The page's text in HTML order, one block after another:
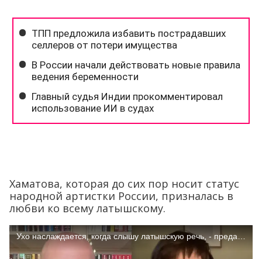
Хаматова, которая до сих пор носит статус
народной артистки России, призналась в
любви ко всему латышскому.